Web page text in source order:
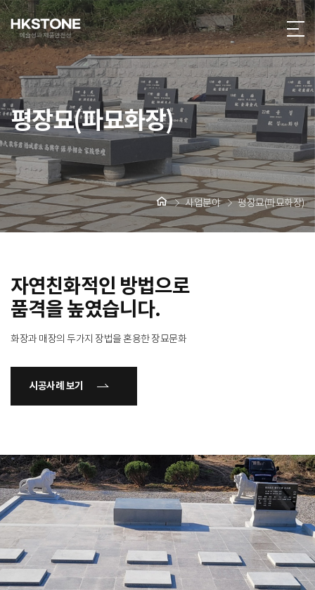
평장묘(파묘화장)
사업분야 평장묘(파묘화장)
자연친화적인 방법으로
품격을 높였습니다.
화장과 매장의 두가지 장법을 혼용한 장묘문화
시공사례 보기